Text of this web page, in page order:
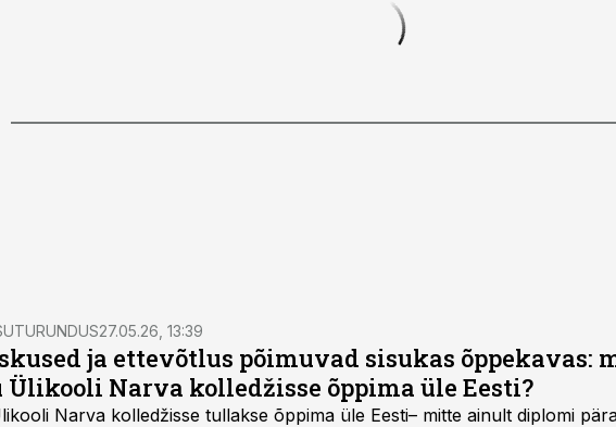
27.05.26, 13:39
ja ettevõtlus põimuvad sisukas õppekavas:
Ülikooli Narva kolledžisse õppima üle Eesti?
Narva kolledžisse tullakse õppima üle Eesti– mitte ainult diplomi